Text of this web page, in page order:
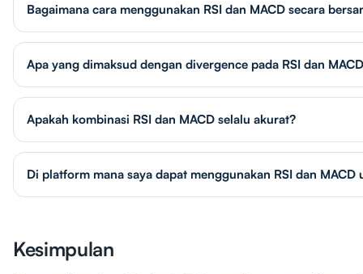
Bagaimana cara menggunakan RSI dan MACD secara
Apa yang dimaksud dengan divergence pada RSI dan
Apakah kombinasi RSI dan MACD selalu akurat?
Di platform mana saya dapat menggunakan RSI dan
Kesimpulan